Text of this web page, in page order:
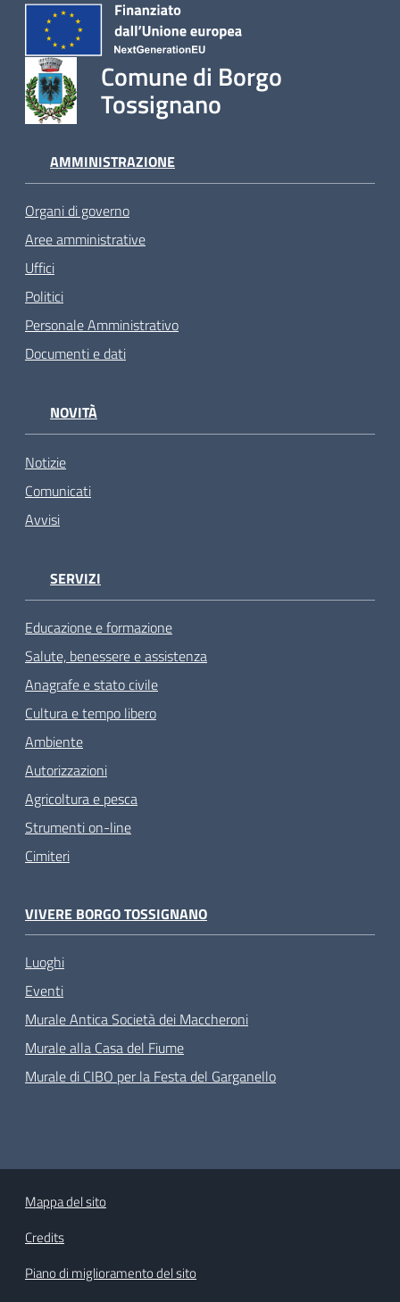
Comune di Borgo
Tossignano
AMMINISTRAZIONE
Organi di governo
Aree amministrative
Uffici
Politici
Personale Amministrativo
Documenti e dati
NOVITÀ
Notizie
Comunicati
Avvisi
SERVIZI
Educazione e formazione
Salute, benessere e assistenza
Anagrafe e stato civile
Cultura e tempo libero
Ambiente
Autorizzazioni
Agricoltura e pesca
Strumenti on-line
Cimiteri
VIVERE BORGO TOSSIGNANO
Luoghi
Eventi
Murale Antica Società dei Maccheroni
Murale alla Casa del Fiume
Murale di CIBO per la Festa del Garganello
Mappa del sito
Credits
Piano di miglioramento del sito